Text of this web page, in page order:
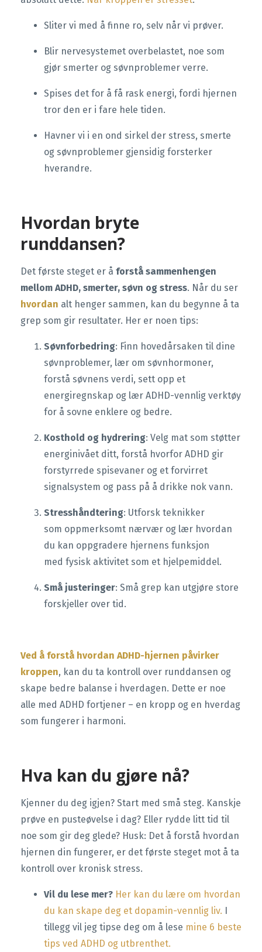
Sliter vi med å finne ro, selv når vi prøver.
Blir nervesystemet overbelastet, noe som
gjør smerter og søvnproblemer verre.
Spises det for å få rask energi, fordi hjernen
tror den er i fare hele tiden.
Havner vi i en ond sirkel der stress, smerte
og søvnproblemer gjensidig forsterker
hverandre.
Hvordan bryte
runddansen?
Det første steget er å forstå sammenhengen
mellom ADHD, smerter, søvn og stress. Når du ser
hvordan alt henger sammen, kan du begynne å ta
grep som gir resultater. Her er noen tips:
Søvnforbedring: Finn hovedårsaken til dine
søvnproblemer, lær om søvnhormoner,
forstå søvnens verdi, sett opp et
energiregnskap og lær ADHD-vennlig verktøy
for å sovne enklere og bedre.
Kosthold og hydrering: Velg mat som støtter
energinivået ditt, forstå hvorfor ADHD gir
forstyrrede spisevaner og et forvirret
signalsystem og pass på å drikke nok vann.
Stresshåndtering: Utforsk teknikker
som oppmerksomt nærvær og lær hvordan
du kan oppgradere hjernens funksjon
med fysisk aktivitet som et hjelpemiddel.
Små justeringer: Små grep kan utgjøre store
forskjeller over tid.
Ved å forstå hvordan ADHD-hjernen påvirker
kroppen, kan du ta kontroll over runddansen og
skape bedre balanse i hverdagen. Dette er noe
alle med ADHD fortjener – en kropp og en hverdag
som fungerer i harmoni.
Hva kan du gjøre nå?
Kjenner du deg igjen? Start med små steg. Kanskje
prøve en pusteøvelse i dag? Eller rydde litt tid til
noe som gir deg glede? Husk: Det å forstå hvordan
hjernen din fungerer, er det første steget mot å ta
kontroll over kronisk stress.
Vil du lese mer? Her kan du lære om hvordan
du kan skape deg et dopamin-vennlig liv. I
tillegg vil jeg tipse deg om å lese mine 6 beste
tips ved ADHD og utbrenthet.